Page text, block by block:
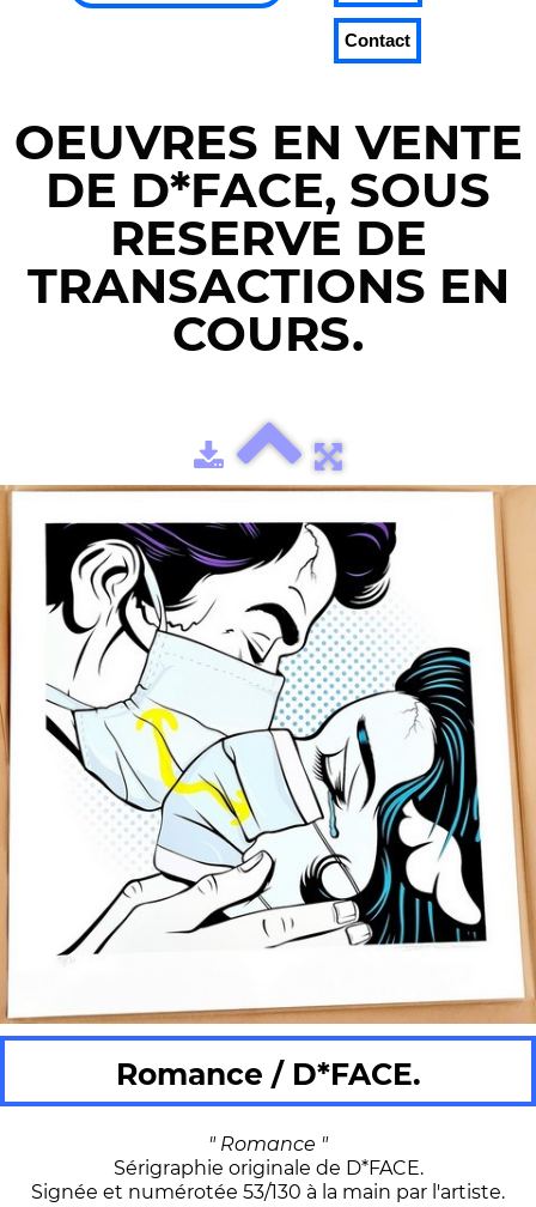
Contact
OEUVRES EN VENTE
DE D*FACE, SOUS
RESERVE DE
TRANSACTIONS EN
COURS.
Romance / D*FACE.
" Romance "
Sérigraphie originale de D*FACE.
Signée et numérotée 53/130 à la main par l'artiste.